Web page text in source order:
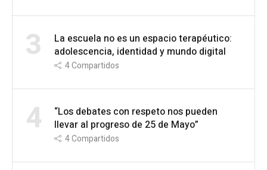
3
La escuela no es un espacio terapéutico:
adolescencia, identidad y mundo digital
4Compartidos
4
“Los debates con respeto nos pueden
llevar al progreso de 25 de Mayo”
4Compartidos